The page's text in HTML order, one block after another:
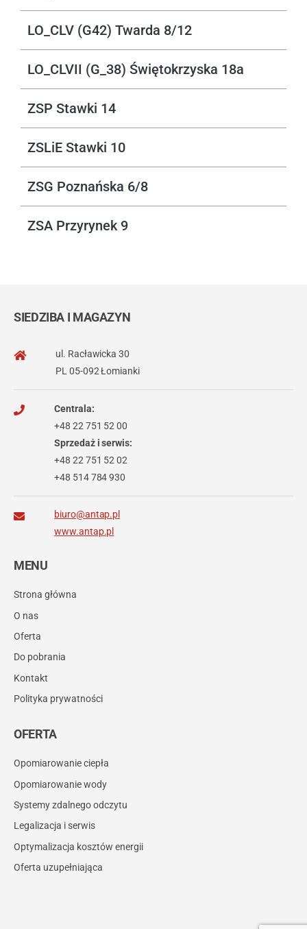
LO_CLV (G42) Twarda 8/12
LO_CLVII (G_38) Świętokrzyska 18a
ZSP Stawki 14
ZSLiE Stawki 10
ZSG Poznańska 6/8
ZSA Przyrynek 9
SIEDZIBA I MAGAZYN
ul. Racławicka 30
PL 05-092 Łomianki
Centrala:
+48 22 751 52 00
Sprzedaż i serwis:
+48 22 751 52 02
+48 514 784 930
biuro@antap.pl
www.antap.pl
MENU
Strona główna
O nas
Oferta
Do pobrania
Kontakt
Polityka prywatności
OFERTA
Opomiarowanie ciepła
Opomiarowanie wody
Systemy zdalnego odczytu
Legalizacja i serwis
Optymalizacja kosztów energii
Oferta uzupełniająca